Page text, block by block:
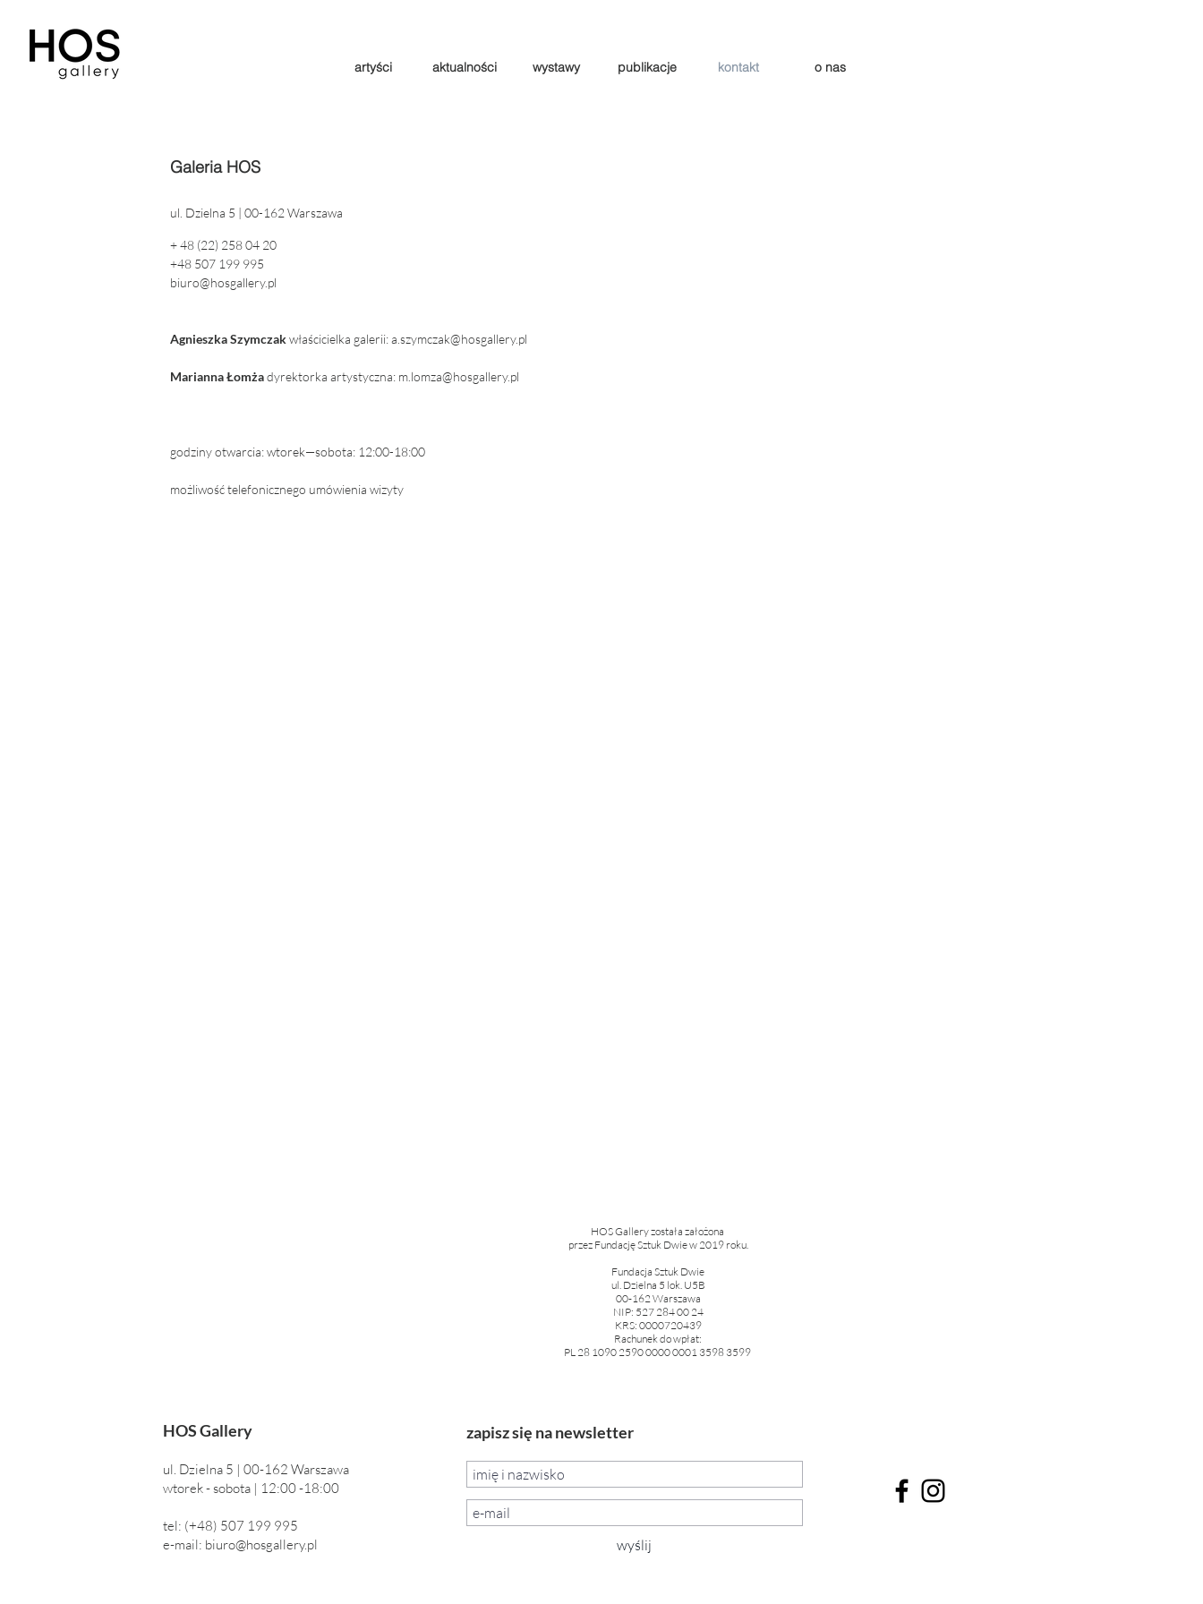
artyści aktualności wystawy publikacje kontakt o nas
Galeria HOS
ul. Dzielna 5 | 00-162 Warszawa
+ 48 (22) 258 04 20
+48 507 199 995
biuro@hosgallery.pl
Agnieszka Szymczakwłaścicielka galerii:a.szymczak@hosgallery.pl
Marianna Łomżadyrektorka artystyczna: m.lomza@hosgallery.pl
godziny otwarcia: wtorek—sobota: 12:00-18:00
możliwość telefonicznego umówienia wizyty
HOS Gallery została założona
przez Fundację Sztuk Dwie w 2019 roku.
Fundacja Sztuk Dwie
ul. Dzielna 5 lok. U5B
00-162 Warszawa
NIP: 527 284 00 24
KRS: 0000720439
Rachunek do wpłat:
PL 28 1090 2590 0000 0001 3598 3599
HOS Gallery
ul. Dzielna 5 | 00-162 Warszawa
wtorek - sobota | 12:00 -18:00
tel: (+48) 507 199 995
e-mail: biuro@hosgallery.pl
zapisz się na newsletter
wyślij